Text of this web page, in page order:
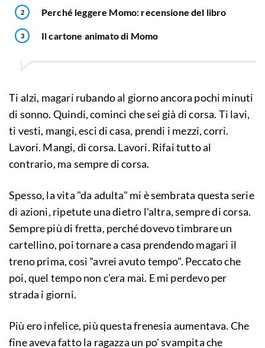
Perché leggere Momo: recensione del libro
Il cartone animato di Momo
Ti alzi, magari rubando al giorno ancora pochi minuti
di sonno. Quindi, cominci che sei già di corsa. Ti lavi,
ti vesti, mangi, esci di casa, prendi i mezzi, corri.
Lavori. Mangi, di corsa. Lavori. Rifai tutto al
contrario, ma sempre di corsa.
Spesso, la vita "da adulta" mi è sembrata questa serie
di azioni, ripetute una dietro l'altra, sempre di corsa.
Sempre più di fretta, perché dovevo timbrare un
cartellino, poi tornare a casa prendendo magari il
treno prima, così "avrei avuto tempo". Peccato che
poi, quel tempo non c'era mai. E mi perdevo per
strada i giorni.
Più ero infelice, più questa frenesia aumentava. Che
fine aveva fatto la ragazza un po' svampita che